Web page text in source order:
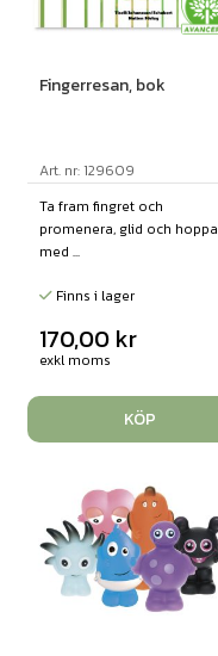
Fingerresan, bok
Art. nr: 129609
Ta fram fingret och
promenera, glid och hoppa
med ...
Finns i lager
170,00 kr
exkl moms
KÖP